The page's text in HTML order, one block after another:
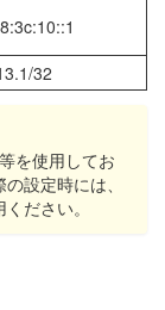
32
を使用してお
設定時には、
ださい。